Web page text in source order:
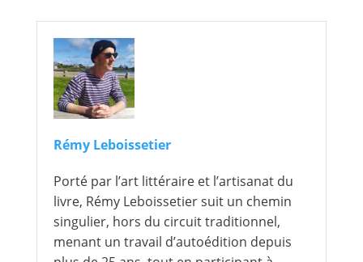
Rémy Leboissetier
Porté par l’art littéraire et l’artisanat du
livre, Rémy Leboissetier suit un chemin
singulier, hors du circuit traditionnel,
menant un travail d’autoédition depuis